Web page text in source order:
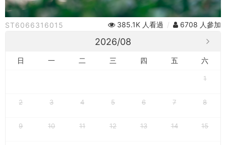
層
ST6066316015 385.1K 人看過 / 6708 人參加
2026/08
日 一 二 三 四 五 六
1
2 3 4 5 6 7 8
9 10 11 12 13 14 15